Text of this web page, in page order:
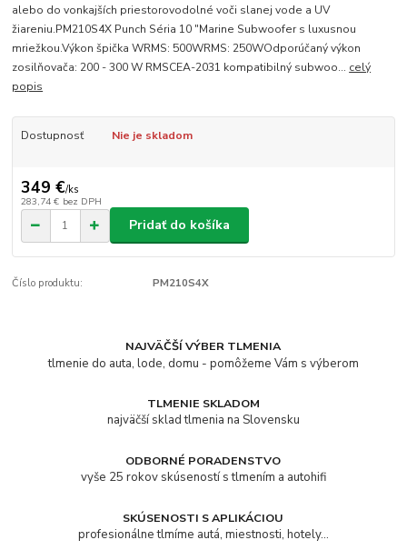
alebo do vonkajších priestorovodolné voči slanej vode a UV
žiareniu.PM210S4X Punch Séria 10 "Marine Subwoofer s luxusnou
mriežkou.Výkon špička WRMS: 500WRMS: 250WOdporúčaný výkon
zosilňovača: 200 - 300 W RMSCEA-2031 kompatibilný subwoo... celý
popis
Dostupnosť Nie je skladom
349 €/ks
283,74 € bez DPH
Pridať do košíka
Číslo produktu: PM210S4X
NAJVÄČŠÍ VÝBER TLMENIA
tlmenie do auta, lode, domu - pomôžeme Vám s výberom
TLMENIE SKLADOM
najväčší sklad tlmenia na Slovensku
ODBORNÉ PORADENSTVO
vyše 25 rokov skúseností s tlmením a autohifi
SKÚSENOSTI S APLIKÁCIOU
profesionálne tlmíme autá, miestnosti, hotely...